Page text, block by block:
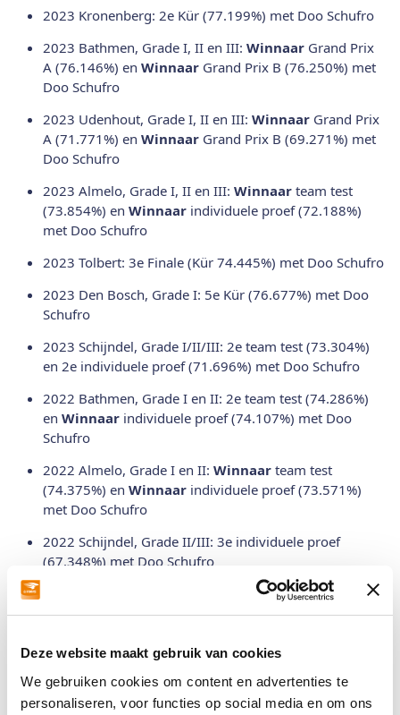
Deze website maakt gebruik van cookies
We gebruiken cookies om content en advertenties te
personaliseren, voor functies op social media en om ons
2023 Kronenberg: 2e Kür (77.199%) met Doo Schufro
2023 Bathmen, Grade I, II en III: Winnaar Grand Prix
A (76.146%) en Winnaar Grand Prix B (76.250%) met
Doo Schufro
2023 Udenhout, Grade I, II en III: Winnaar Grand Prix
A (71.771%) en Winnaar Grand Prix B (69.271%) met
Doo Schufro
2023 Almelo, Grade I, II en III: Winnaar team test
(73.854%) en Winnaar individuele proef (72.188%)
met Doo Schufro
2023 Tolbert: 3e Finale (Kür 74.445%) met Doo Schufro
2023 Den Bosch, Grade I: 5e Kür (76.677%) met Doo
Schufro
2023 Schijndel, Grade I/II/III: 2e team test (73.304%)
en 2e individuele proef (71.696%) met Doo Schufro
2022 Bathmen, Grade I en II: 2e team test (74.286%)
en Winnaar individuele proef (74.107%) met Doo
Schufro
2022 Almelo, Grade I en II: Winnaar team test
(74.375%) en Winnaar individuele proef (73.571%)
met Doo Schufro
2022 Schijndel, Grade II/III: 3e individuele proef
(67.348%) met Doo Schufro
Kür (71.722%) met Doo
Schufro
2017 Zevenaar, Grade III:
Winnaar (75.00%) met Doo
2017 Luttenberg: 3e (69.56%) met Doo Schufro